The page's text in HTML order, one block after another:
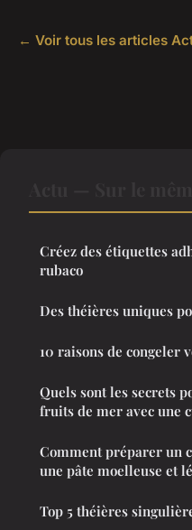
← Voir tous les articles
Créez des étiquettes
rubaco
Des théières uniques
10 raisons de congeler
Quels sont les secrets
fruits de mer avec une
Comment préparer un
une pâte moelleuse et
Top 5 théières